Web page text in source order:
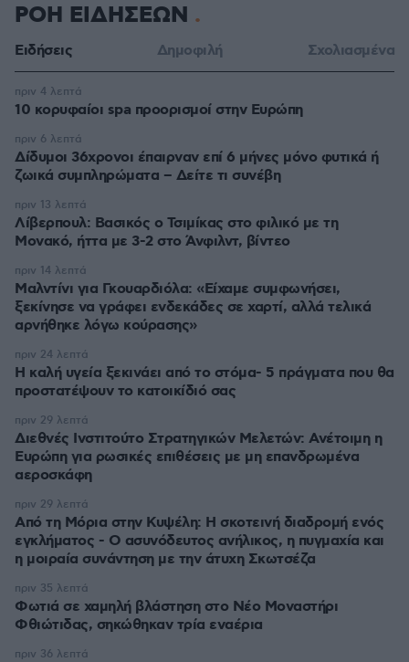
ΡΟΗ ΕΙΔΗΣΕΩΝ
Ειδήσεις Δημοφιλή Σχολιασμένα
10 κορυφαίοι spa προορισμοί στην Ευρώπη
πριν 4 λεπτά
Δίδυμοι 36χρονοι έπαιρναν επί 6 μήνες μόνο φυτικά ή
ζωικά συμπληρώματα – Δείτε τι συνέβη
πριν 6 λεπτά
Λίβερπουλ: Βασικός ο Τσιμίκας στο φιλικό με τη
Μονακό, ήττα με 3-2 στο Άνφιλντ, βίντεο
πριν 13 λεπτά
Μαλντίνι για Γκουαρδιόλα: «Είχαμε συμφωνήσει,
ξεκίνησε να γράφει ενδεκάδες σε χαρτί, αλλά τελικά
αρνήθηκε λόγω κούρασης»
πριν 14 λεπτά
Η καλή υγεία ξεκινάει από το στόμα- 5 πράγματα που θα
προστατέψουν το κατοικίδιό σας
πριν 24 λεπτά
Διεθνές Ινστιτούτο Στρατηγικών Μελετών: Ανέτοιμη η
Ευρώπη για ρωσικές επιθέσεις με μη επανδρωμένα
αεροσκάφη
πριν 29 λεπτά
Από τη Μόρια στην Κυψέλη: Η σκοτεινή διαδρομή ενός
εγκλήματος - Ο ασυνόδευτος ανήλικος, η πυγμαχία και
η μοιραία συνάντηση με την άτυχη Σκωτσέζα
πριν 29 λεπτά
Φωτιά σε χαμηλή βλάστηση στο Νέο Μοναστήρι
Φθιώτιδας, σηκώθηκαν τρία εναέρια
πριν 35 λεπτά
πριν 36 λεπτά